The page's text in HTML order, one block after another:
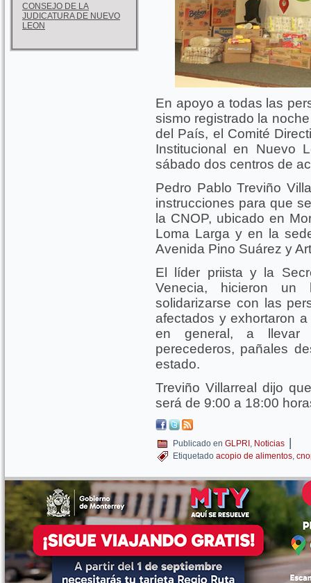
CONSEJO DE LA
JUDICATURA DE NUEVO
LEON
En apoyo a todas las
sismo registrado la
del País, el Comité
Institucional en Nuevo
sábado dos centros de
Pedro Pablo Treviño
instrucciones para que
la CNOP, ubicado en
Loma Larga y en la
Avenida Pino Suárez y
El líder priista y la
Venecia, hicieron un
solidarizarse con las
afectados y exhortaron
en general, a llevar
perecederos, pañales
estado.
Treviño Villarreal dijo
será de 9:00 a 18:00
Publicado en GLPRI , Noticias |
Etiquetado acopio de alimentos,